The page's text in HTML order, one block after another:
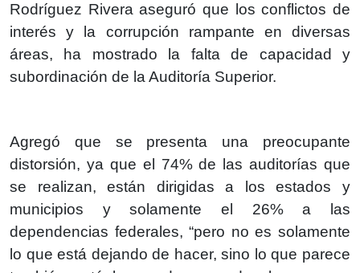
Rodríguez Rivera aseguró que los conflictos de
interés y la corrupción rampante en diversas
áreas, ha mostrado la falta de capacidad y
subordinación de la Auditoría Superior.
Agregó que se presenta una preocupante
distorsión, ya que el 74% de las auditorías que
se realizan, están dirigidas a los estados y
municipios y solamente el 26% a las
dependencias federales, “pero no es solamente
lo que está dejando de hacer, sino lo que parece